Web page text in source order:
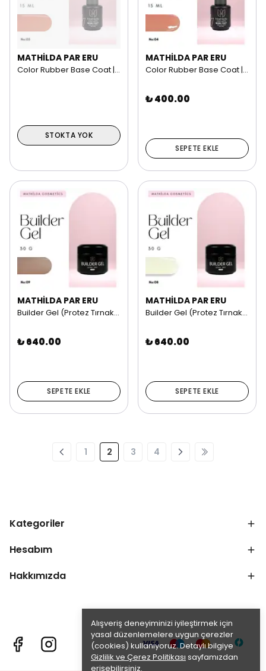
Alışveriş deneyiminizi iyileştirmek için
yasal düzenlemelere uygun çerezler
(cookies) kullanıyoruz. Detaylı bilgiye
Gizlilik ve Çerez Politikası sayfamızdan
erişebilirsiniz.
MATHİLDA PAR ERU
Color Rubber Base Coat | 15 ml NO: 05
STOKTA YOK
MATHİLDA PAR ERU
Color Rubber Base Coat | 15 ml NO: 04
₺ 400.00
SEPETE EKLE
MATHİLDA PAR ERU
Builder Gel (Protez Tırnak Jeli) | 30G NO: 09
₺ 640.00
SEPETE EKLE
MATHİLDA PAR ERU
Builder Gel (Protez Tırnak Jeli) | 30G NO:08
₺ 640.00
SEPETE EKLE
1 2 3 4
Kategoriler
Hesabım
Hakkımızda